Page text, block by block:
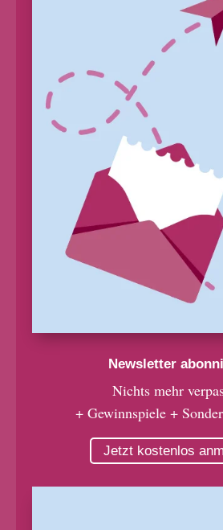
Newsletter
Nichts mehr
+ Gewinnspiele +
Jetzt kostenlos